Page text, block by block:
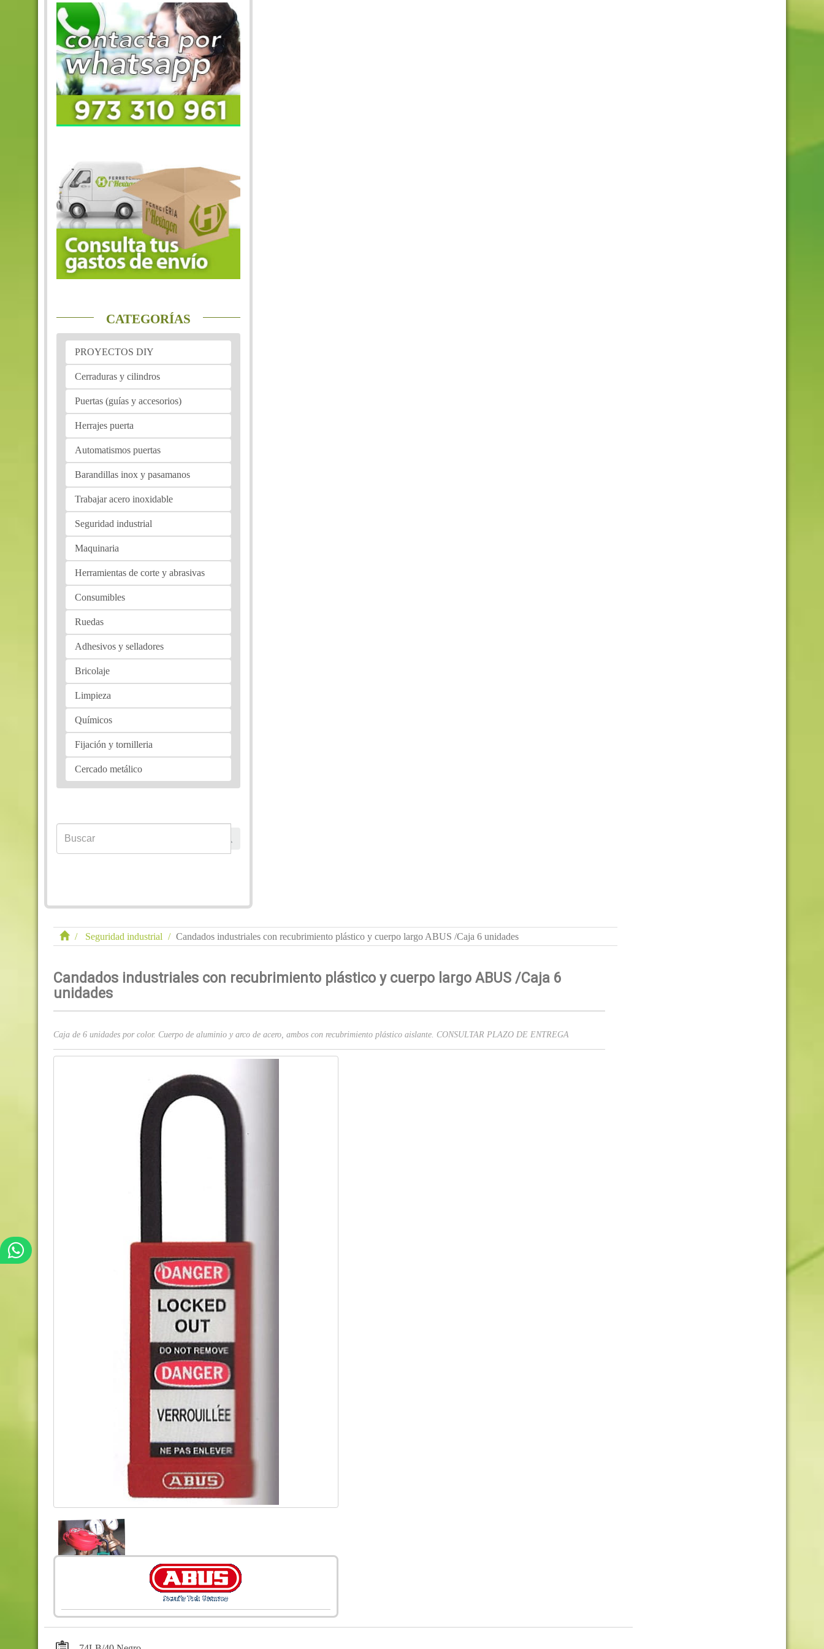
CATEGORÍAS
PROYECTOS DIY
Cerraduras y cilindros
Puertas (guías y accesorios)
Herrajes puerta
Automatismos puertas
Barandillas inox y pasamanos
Trabajar acero inoxidable
Seguridad industrial
Maquinaria
Herramientas de corte y abrasivas
Consumibles
Ruedas
Adhesivos y selladores
Bricolaje
Limpieza
Químicos
Fijación y tornilleria
Cercado metálico
Seguridad industrial Candados industriales con recubrimiento plástico y cuerpo largo ABUS /Caja 6 unidades
Candados industriales con recubrimiento plástico y cuerpo largo ABUS /Caja 6
unidades
Caja de 6 unidades por color. Cuerpo de aluminio y arco de acero, ambos con recubrimiento plástico aislante. CONSULTAR PLAZO DE ENTREGA